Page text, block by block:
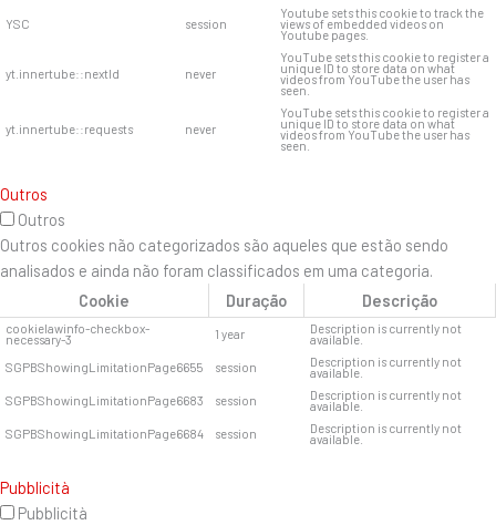
YSC session
Youtube sets this cookie to track the
views of embedded videos on
Youtube pages.
yt.innertube::nextId never
YouTube sets this cookie to register a
unique ID to store data on what
videos from YouTube the user has
seen.
yt.innertube::requests never
YouTube sets this cookie to register a
unique ID to store data on what
videos from YouTube the user has
seen.
Outros
Outros
Outros cookies não categorizados são aqueles que estão sendo
analisados ​​e ainda não foram classificados em uma categoria.
Cookie
Duração Descrição
cookielawinfo-checkbox-
necessary-3 1 year Description is currently not
available.
SGPBShowingLimitationPage6655
session Description is currently not
available.
SGPBShowingLimitationPage6683
session Description is currently not
available.
SGPBShowingLimitationPage6684
session Description is currently not
available.
Pubblicità
Pubblicità